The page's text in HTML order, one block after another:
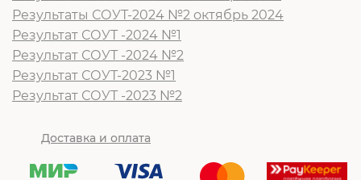
Результаты СОУТ-2024 №2 октябрь 2024
Результат СОУТ -2024 №1
Результат СОУТ -2024 №2
Результат СОУТ-2023 №1
Результат СОУТ -2023 №2
Доставка и оплата